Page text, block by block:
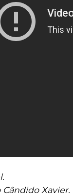
Xavier.